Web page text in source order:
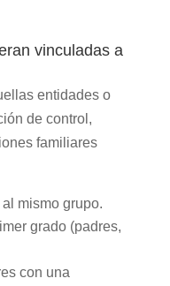
vinculadas a
entidades o
de control,
familiares
mismo grupo.
grado (padres,
con una